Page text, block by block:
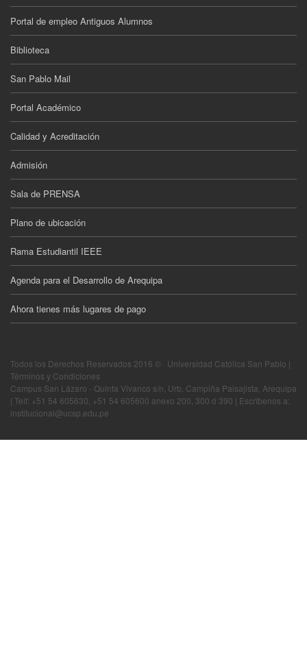
Portal de empleo Antiguos Alumnos
Biblioteca
San Pablo Mail
Portal Académico
Calidad y Acreditación
Admisión
Sala de PRENSA
Plano de ubicación
Rama Estudiantil IEEE
Agenda para el Desarrollo de Arequipa
Ahora tienes más lugares de pago
Todos los Derechos Reservados 2016 © · Universidad Católica San Pablo |
Términos y Condiciones
Campus San Lázaro - Quinta Vivanco s/n, Urb. Campiña Paisajista, Arequipa
| Telf: +51 54 605630, +51 54 605600 anexo 200, 300 ó 390 | Escríbenos a:
institucional@ucsp.edu.pe